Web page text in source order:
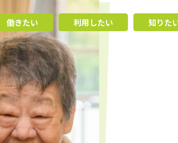
働きたい 利用したい 知りた